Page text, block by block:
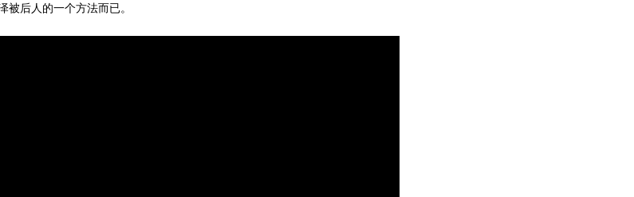
后人的一个方法而已。